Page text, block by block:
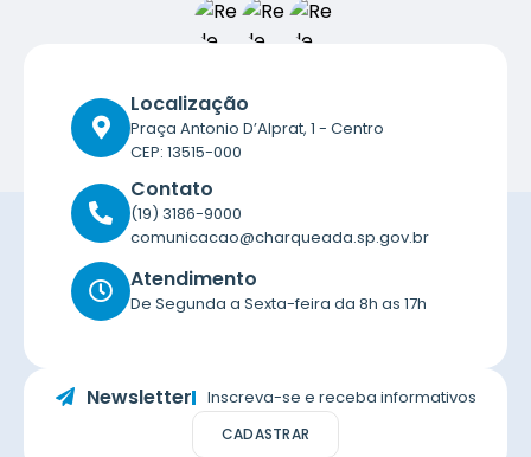
Localização
Praça Antonio D’Alprat, 1 - Centro
CEP: 13515-000
Contato
(19) 3186-9000
comunicacao@charqueada.sp.gov.br
Atendimento
De Segunda a Sexta-feira da 8h as 17h
Newsletter Inscreva-se e receba informativos
CADASTRAR